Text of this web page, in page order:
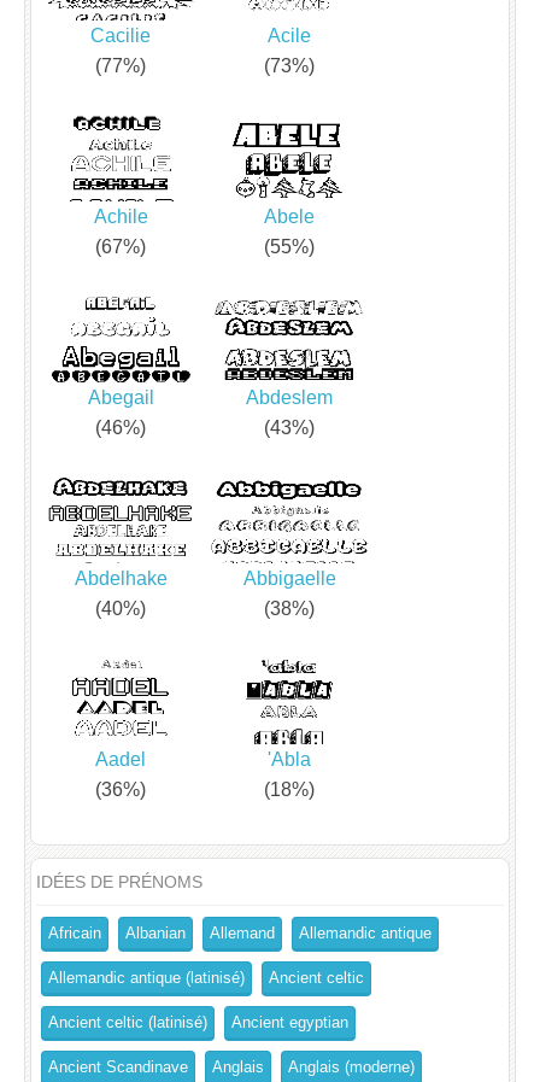
Cacilie
(77%)
Acile
(73%)
Achile
(67%)
Abele
(55%)
Abegail
(46%)
Abdeslem
(43%)
Abdelhake
(40%)
Abbigaelle
(38%)
Aadel
(36%)
'Abla
(18%)
IDÉES DE PRÉNOMS
Africain Albanian Allemand Allemandic antique
Allemandic antique (latinisé) Ancient celtic
Ancient celtic (latinisé) Ancient egyptian
Ancient Scandinave Anglais Anglais (moderne)